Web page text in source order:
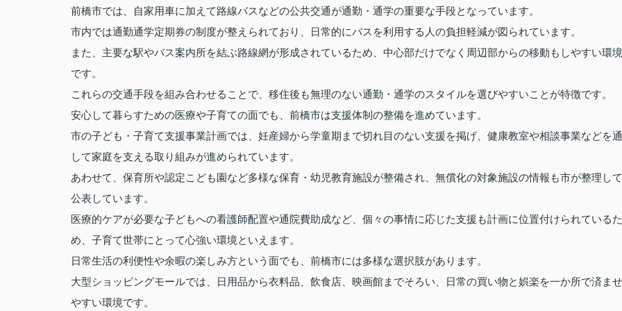
前橋市では、自家用車に加えて路線バスなどの公共交通が通勤・通学の重要な手段となっています。
市内では通勤通学定期券の制度が整えられており、日常的にバスを利用する人の負担軽減が図られています。
また、主要な駅やバス案内所を結ぶ路線網が形成されているため、中心部だけでなく周辺部からの移動もしやすい環境
です。
これらの交通手段を組み合わせることで、移住後も無理のない通勤・通学のスタイルを選びやすいことが特徴です。
安心して暮らすための医療や子育ての面でも、前橋市は支援体制の整備を進めています。
市の子ども・子育て支援事業計画では、妊産婦から学童期まで切れ目のない支援を掲げ、健康教室や相談事業などを通
して家庭を支える取り組みが進められています。
あわせて、保育所や認定こども園など多様な保育・幼児教育施設が整備され、無償化の対象施設の情報も市が整理して
公表しています。
医療的ケアが必要な子どもへの看護師配置や通院費助成など、個々の事情に応じた支援も計画に位置付けられているた
め、子育て世帯にとって心強い環境といえます。
日常生活の利便性や余暇の楽しみ方という面でも、前橋市には多様な選択肢があります。
大型ショッピングモールでは、日用品から衣料品、飲食店、映画館までそろい、日常の買い物と娯楽を一か所で済ませ
やすい環境です。